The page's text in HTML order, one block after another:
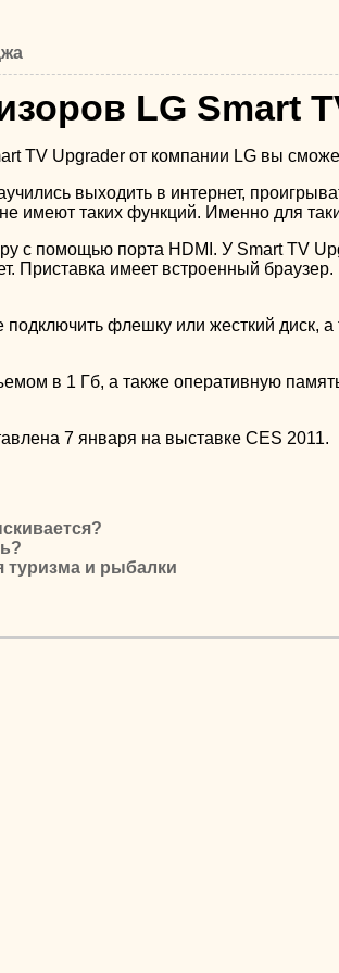
LG Smart
TV Upgrader от компании LG вы
выходить в интернет,
имеют таких функций. Именно для
с помощью порта HDMI. У Smart TV
Приставка имеет встроенный
флешку или жесткий диск,
в 1 Гб, а также оперативную
7 января на выставке CES 2011.
туризма и рыбалки